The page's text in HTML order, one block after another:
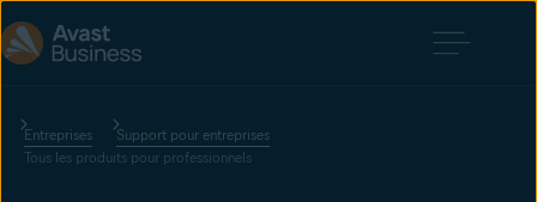
Entreprises
Support pour entreprises
Tous les produits pour professionnels